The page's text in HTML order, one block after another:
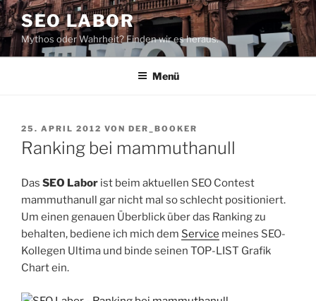
Zum
Inhalt
springen
SEO LABOR
Mythos oder Wahrheit? Finden wir es heraus.
Menü
VERÖFFENTLICHT
AM
25. APRIL 2012 VON DER_BOOKER
Ranking bei mammuthanull
Das SEO Labor ist beim aktuellen SEO Contest
mammuthanull gar nicht mal so schlecht positioniert.
Um einen genauen Überblick über das Ranking zu
behalten, bediene ich mich dem Service meines SEO-
Kollegen Ultima und binde seinen TOP-LIST Grafik
Chart ein.